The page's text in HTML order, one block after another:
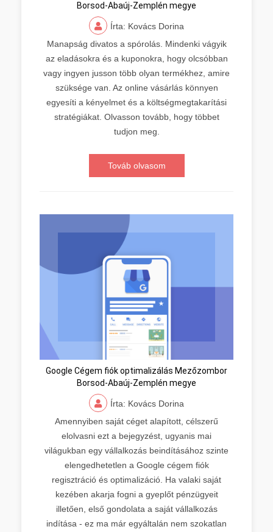
Borsod-Abaúj-Zemplén megye
Írta: Kovács Dorina
Manapság divatos a spórolás. Mindenki vágyik
az eladásokra és a kuponokra, hogy olcsóbban
vagy ingyen jusson több olyan termékhez, amire
szüksége van. Az online vásárlás könnyen
egyesíti a kényelmet és a költségmegtakarítási
stratégiákat. Olvasson tovább, hogy többet
tudjon meg.
Továb olvasom
Google Cégem fiók optimalizálás Mezőzombor
Borsod-Abaúj-Zemplén megye
Írta: Kovács Dorina
Amennyiben saját céget alapított, célszerű
elolvasni ezt a bejegyzést, ugyanis mai
világukban egy vállalkozás beindításához szinte
elengedhetetlen a Google cégem fiók
regisztráció és optimalizáció. Ha valaki saját
kezében akarja fogni a gyeplőt pénzügyeit
illetően, első gondolata a saját vállalkozás
indítása - ez ma már egyáltalán nem szokatlan